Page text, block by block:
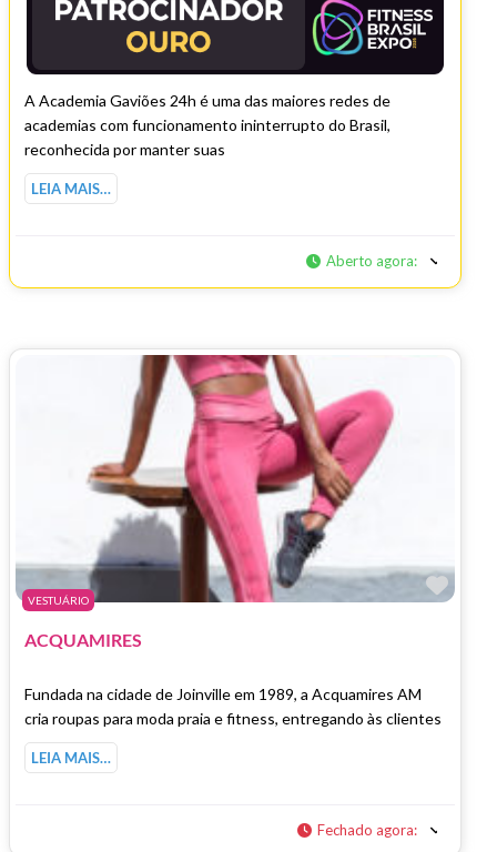
A Academia Gaviões 24h é uma das maiores redes de
academias com funcionamento ininterrupto do Brasil,
reconhecida por manter suas
LEIA MAIS…
Aberto agora:
VESTUÁRIO
ACQUAMIRES
Fundada na cidade de Joinville em 1989, a Acquamires AM
cria roupas para moda praia e fitness, entregando às clientes
LEIA MAIS…
Fechado agora: